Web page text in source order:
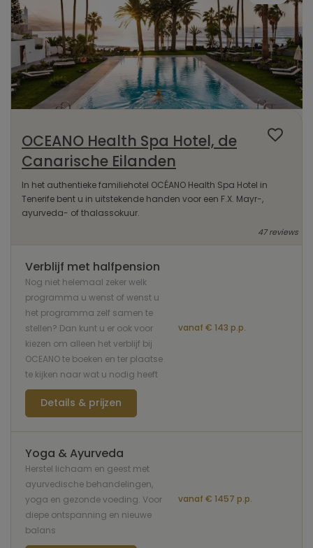
OCEANO Health Spa Hotel, de
Canarische Eilanden
In het authentieke familiehotel OCÉANO Health Spa Hotel in
Tenerife bent u in uitstekende handen voor een F.X. Mayr-,
ayurveda- of thalassokuur.
47 reviews
Verblijf met halfpension
Nog niet helemaal zeker welk
programma u wenst of wenst u
het programma zelf samen te
stellen? Dan kunt u er ook voor
kiezen om alleen het verblijf bij
OCEANO te boeken en ter plaatse
te kijken naar wat u nodig heeft
vanaf € 143 p.p.
Details & prijzen
Yoga & Ayurveda
Herstel lichaam en geest met
ayurvedische behandelingen,
yoga en gezonde voeding. Voor
diepe ontspanning en nieuwe
balans
vanaf € 1457 p.p.